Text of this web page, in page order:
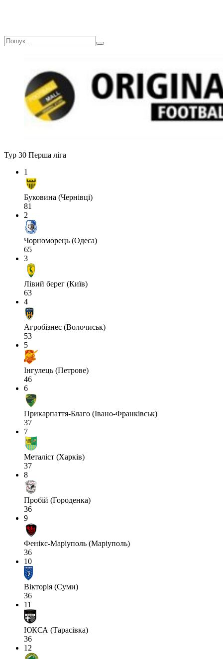
Тур 30 Перша ліга
1
Буковина (Чернівці)
81
2
Чорноморець (Одеса)
65
3
Лівий берег (Київ)
63
4
Агробізнес (Волочиськ)
53
5
Інгулець (Петрове)
46
6
Прикарпаття-Благо (Івано-Франківськ)
37
7
Металіст (Харків)
37
8
Пробій (Городенка)
36
9
Фенікс-Маріуполь (Маріуполь)
36
10
Вікторія (Суми)
36
11
ЮКСА (Тарасівка)
36
12